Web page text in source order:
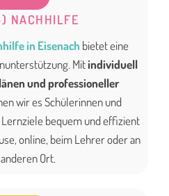
NACHHILFE
in Eisenach bietet eine
Mitindividuell
und professioneller
wir es Schülerinnen und
bequem und effizient
online, beim Lehrer oder an
Ort.